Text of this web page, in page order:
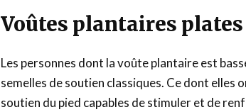
Voûtes plantaires plates
Les personnes dont la voûte plantaire est
semelles de soutien classiques. Ce dont elles
soutien du pied capables de stimuler et de